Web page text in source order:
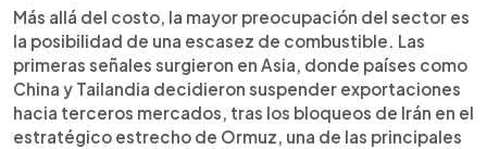
Más allá del costo, la mayor preocupación del sector es
la posibilidad de una escasez de combustible. Las
primeras señales surgieron en Asia, donde países como
China y Tailandia decidieron suspender exportaciones
hacia terceros mercados, tras los bloqueos de Irán en el
estratégico estrecho de Ormuz, una de las principales